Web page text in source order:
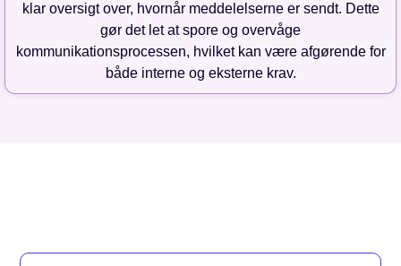
klar oversigt over, hvornår meddelelserne er sendt. Dette
gør det let at spore og overvåge
kommunikationsprocessen, hvilket kan være afgørende for
både interne og eksterne krav.